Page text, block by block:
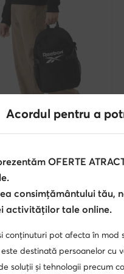
de călătorie · Negru
Acordul pentru a
OFERTE
consimțământului tău,
activităților tale online.
conținuturi pot afecta în
destinată persoanelor cu
soluții și tehnologii precum